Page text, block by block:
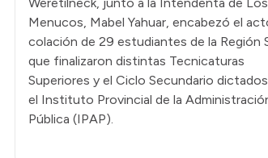
Menucos, Mabel Yahuar, encabezó el
colación de 29 estudiantes de la Región
que finalizaron distintas Tecnicaturas
Superiores y el Ciclo Secundario
el Instituto Provincial de la
Pública (IPAP).